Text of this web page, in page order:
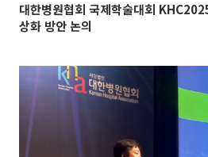
대한병원협회 국제학술대회
상화 방안 논의